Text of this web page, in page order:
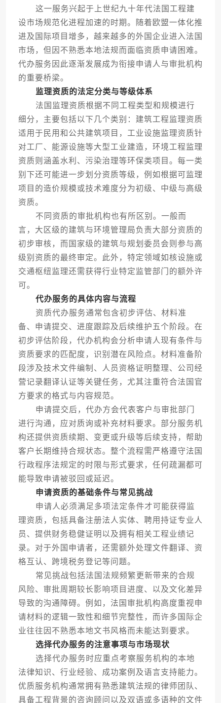
这一服务兴起于上世纪九十年代法国工程建
设市场规范化进程加速的时期。随着欧盟一体化推
进及国际项目增多，越来越多的外国企业进入法国
市场，但因不熟悉本地法规而面临资质申请困难。
代办服务因此逐渐发展成为衔接申请人与审批机构
的重要桥梁。
监理资质的法定分类与等级体系
法国监理资质根据不同工程类型和规模进行
细分，主要包括以下几个类别：建筑工程监理资质
适用于民用和公共建筑项目，工业设施监理资质针
对工厂、能源设施等大型工业建造，环境工程监理
资质则涵盖水利、污染治理等环保类项目。每一类
别下还可能进一步划分资质等级，例如根据可监理
项目的造价规模或技术难度分为初级、中级与高级
资质。
不同资质的审批机构也有所区别。一般而
言，大区级的建筑与环境管理局负责大部分资质的
初步审核，而国家级的建筑与规划委员会则参与高
级别资质的最终审定。此外，特定领域如核设施或
交通枢纽监理还需获得行业特定监管部门的额外许
可。
代办服务的具体内容与流程
资质代办服务通常包含初步评估、材料准
备、申请提交、进度跟踪及后续维护五个阶段。在
初步评估阶段，代办机构会分析申请人现有条件与
资质要求的匹配度，识别潜在风险点。材料准备阶
段涉及技术文件编制、人员资格证明整理、公司经
营记录翻译认证等关键任务，尤其注重符合法国官
方要求的格式与内容规范。
申请提交后，代办方会代表客户与审批部门
进行沟通，应对质询或补充材料要求。部分服务机
构还提供资质续期、变更或升级等后续支持，帮助
客户长期维持合规状态。整个流程需严格遵守法国
行政程序法规定的时限与形式要求，任何疏漏都可
能导致申请被驳回或延迟。
申请资质的基础条件与常见挑战
申请人必须满足多项法定条件才可能获得监
理资质，包括具备注册法人实体、聘用持证专业人
员、提供财务稳健证明以及拥有相关工程业绩记
录。对于外国申请者，还需额外处理文件翻译、资
格互认、跨境税务登记等问题。
常见挑战包括法国法规频繁更新带来的合规
风险、审批周期较长影响项目进度、以及文化差异
导致的沟通障碍。例如，法国审批机构高度重视申
请材料的逻辑一致性和细节完整性，而许多国际企
业往往因不熟悉本地文书风格而未能达到要求。
选择代办服务的注意事项与市场现状
选择代办服务时应重点考察服务机构的本地
法律知识、行业经验、成功案例及语言支持能力。
优质服务机构通常拥有熟悉建筑法规的律师团队、
具备工程背景的咨询顾问以及双语或多语种的文件